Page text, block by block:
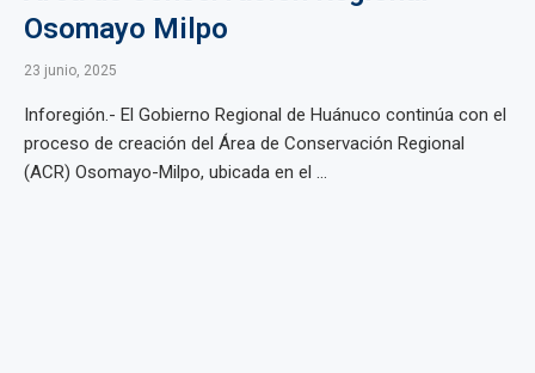
Osomayo Milpo
23 junio, 2025
Inforegión.- El Gobierno Regional de Huánuco continúa con el
proceso de creación del Área de Conservación Regional
(ACR) Osomayo-Milpo, ubicada en el ...